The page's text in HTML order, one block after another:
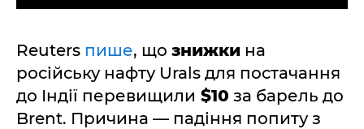
Reuters пише, що знижки на
російську нафту Urals для постачання
до Індії перевищили $10 за барель до
Brent. Причина — падіння попиту з